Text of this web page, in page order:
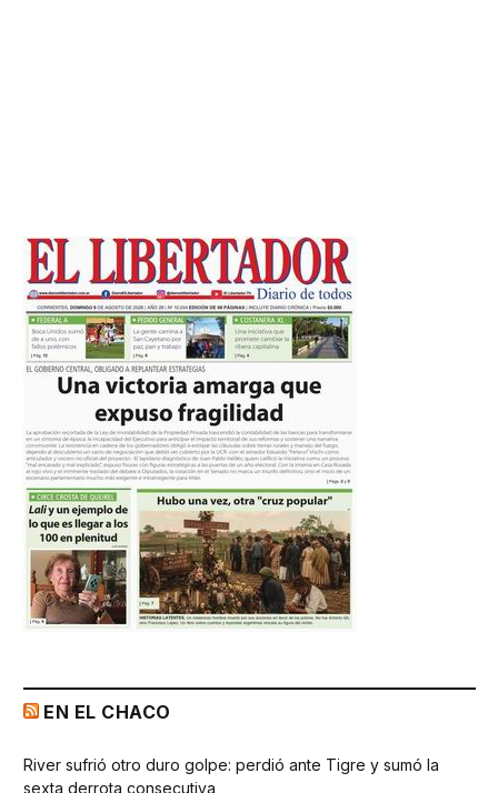
EN EL CHACO
River sufrió otro duro golpe: perdió ante Tigre y sumó la
sexta derrota consecutiva